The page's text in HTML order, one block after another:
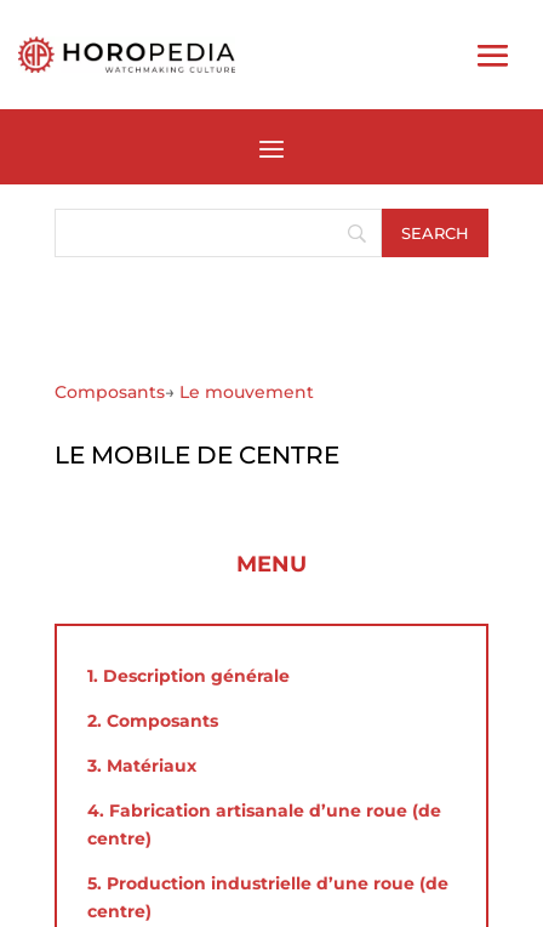
Composants→ Le mouvement
LE MOBILE DE CENTRE
MENU
1. Description générale
2. Composants
3. Matériaux
4. Fabrication artisanale d’une roue (de
centre)
5. Production industrielle d’une roue (de
centre)